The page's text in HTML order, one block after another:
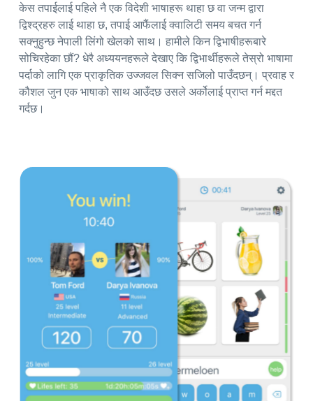
केस तपाईलाई पहिले नै एक विदेशी भाषाहरू थाहा छ वा जन्म द्वारा
द्विश्द्रहरु लाई थाहा छ, तपाई आफैंलाई क्वालिटी समय बचत गर्न
सक्नुहुन्छ नेपाली लिंगो खेलको साथ। हामीले किन द्विभाषीहरूबारे
सोचिरहेका छौं? धेरै अध्ययनहरूले देखाए कि द्विभार्थीहरूले तेस्रो भाषामा
पर्दाको लागि एक प्राकृतिक उज्जवल सिक्न सजिलो पाउँदछन्। प्रवाह र
कौशल जुन एक भाषाको साथ आउँदछ उसले अर्कोलाई प्राप्त गर्न मद्दत
गर्दछ।